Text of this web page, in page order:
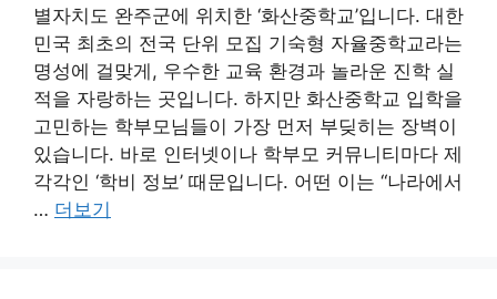
별자치도 완주군에 위치한 ‘화산중학교’입니다. 대한
민국 최초의 전국 단위 모집 기숙형 자율중학교라는
명성에 걸맞게, 우수한 교육 환경과 놀라운 진학 실
적을 자랑하는 곳입니다. 하지만 화산중학교 입학을
고민하는 학부모님들이 가장 먼저 부딪히는 장벽이
있습니다. 바로 인터넷이나 학부모 커뮤니티마다 제
각각인 ‘학비 정보’ 때문입니다. 어떤 이는 “나라에서
… 더보기